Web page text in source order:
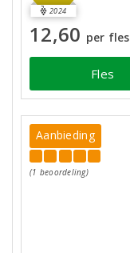
2024
12,60 per fles
Fles
Aanbieding
(1 beoordeling)